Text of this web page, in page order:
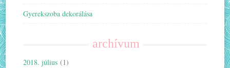
Gyerekszoba dekorálása
archívum
2018. július (1)